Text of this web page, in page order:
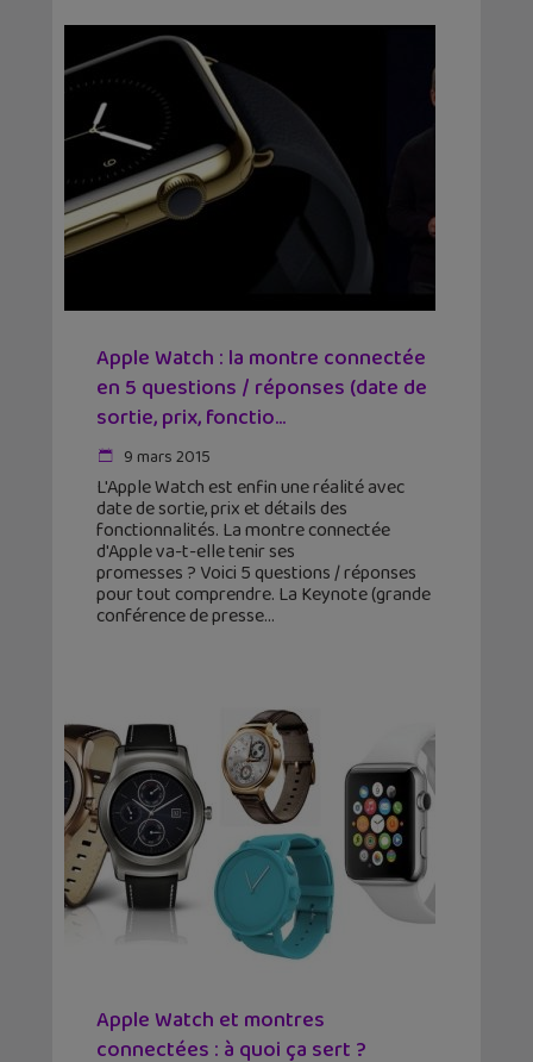
Apple Watch : la montre connectée
en 5 questions / réponses (date de
sortie, prix, fonctio...
9 mars 2015
L'Apple Watch est enfin une réalité avec
date de sortie, prix et détails des
fonctionnalités. La montre connectée
d'Apple va-t-elle tenir ses
promesses ? Voici 5 questions / réponses
pour tout comprendre. La Keynote (grande
conférence de presse
Apple Watch et montres
connectées : à quoi ça sert ?